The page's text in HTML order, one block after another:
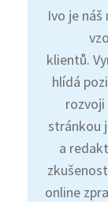
Ivo je
klientů.
hlídá
stránkou
a
online